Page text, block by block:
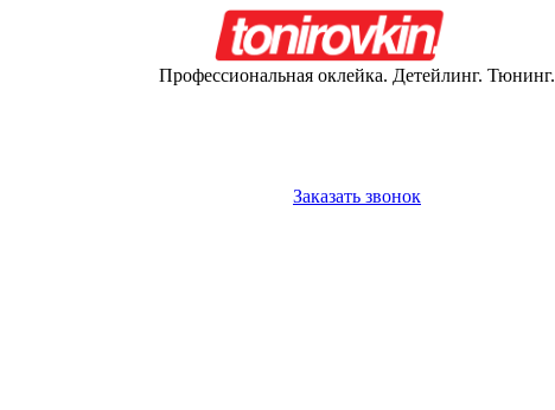
Профессиональная оклейка. Детейлинг. Тюнинг.
Заказать звонок